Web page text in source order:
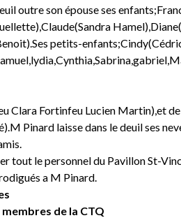
outre son épouse ses
petits-
Clara Fortinfeu Lucien Martin),et
Pinard laisse dans le deuil ses
tout le personnel du Pavillon St-
a M Pinard.
de la CTQ